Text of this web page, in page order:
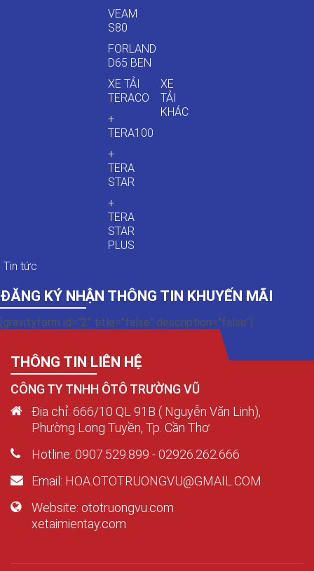
VEAM
S80
FORLAND
D65 BEN
XE TẢI
TERACO
+
TERA100
+
TERA
STAR
+
TERA
STAR
PLUS
XE
TẢI
KHÁC
Tin tức
ĐĂNG KÝ NHẬN THÔNG TIN KHUYẾN MÃI
[gravityform id="2" title="false" description="false"]
THÔNG TIN LIÊN HỆ
CÔNG TY TNHH ÔTÔ TRƯỜNG VŨ
Địa chỉ: 666/10 QL 91B ( Nguyễn Văn Linh),
Phường Long Tuyền, Tp. Cần Thơ
Hotline: 0907.529.899 - 02926.262.666
Email: HOA.OTOTRUONGVU@GMAIL.COM
Website: ototruongvu.com
xetaimientay.com